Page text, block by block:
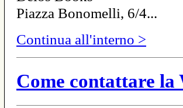
Piazza Bonomelli, 6/4...
Continua all'interno >
Come contattare